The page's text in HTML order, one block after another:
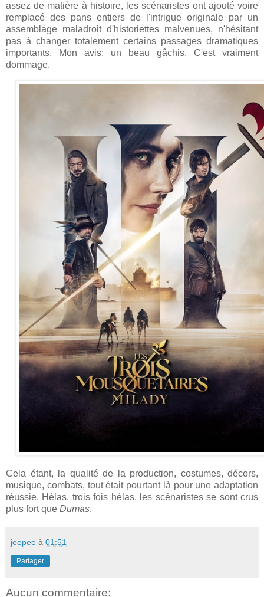
assez de matière à histoire, les scénaristes ont ajouté voire
remplacé des pans entiers de l'intrigue originale par un
assemblage maladroit d'historiettes malvenues, n'hésitant
pas à changer totalement certains passages dramatiques
importants. Mon avis: un beau gâchis. C'est vraiment
dommage.
Cela étant, la qualité de la production, costumes, décors,
musique, combats, tout était pourtant là pour une adaptation
réussie. Hélas, trois fois hélas, les scénaristes se sont crus
plus fort que Dumas.
jeepee à 01:51
Partager
Aucun commentaire: